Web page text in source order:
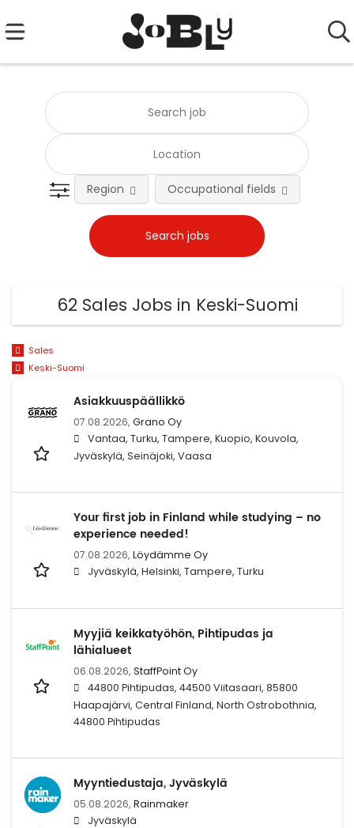
Region Occupational fields
62 Sales Jobs in Keski-Suomi
Sales
Keski-Suomi
Asiakkuuspäällikkö
07.08.2026, Grano Oy
Vantaa, Turku, Tampere, Kuopio, Kouvola,
Jyväskylä, Seinäjoki, Vaasa
Your first job in Finland while studying – no
experience needed!
07.08.2026, Löydämme Oy
Jyväskylä, Helsinki, Tampere, Turku
Myyjiä keikkatyöhön, Pihtipudas ja
lähialueet
06.08.2026, StaffPoint Oy
44800 Pihtipudas, 44500 Viitasaari, 85800
Haapajärvi, Central Finland, North Ostrobothnia,
44800 Pihtipudas
Myyntiedustaja, Jyväskylä
05.08.2026, Rainmaker
Jyväskylä